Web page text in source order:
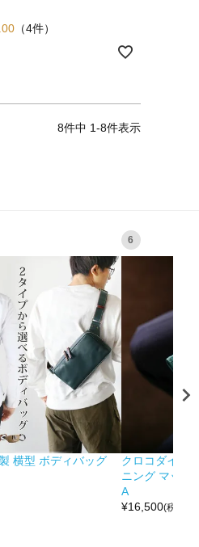
（4件）
8件中 1-8件表示
横型 ボディバッグ
6
クロコダイル
ニング マット
A
¥16,500(税込)